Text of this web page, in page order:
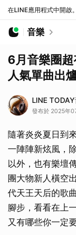
在LINE應用程式中開啟。
音樂
6月音樂圈超
人氣單曲出
LINE
發布於 2025年
隨著炎炎夏日到
一陣陣新炫風，
以外，也有樂壇
團大物新人橫空
代天王天后的歌
腳步，看看在上
又有哪些你一定